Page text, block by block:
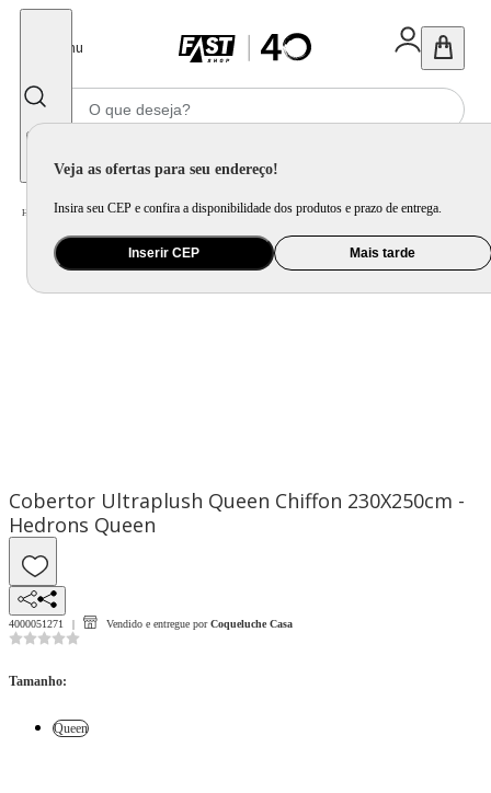
Menu
Veja as ofertas para seu endereço!
Insira seu CEP e confira a disponibilidade dos produtos e prazo de entrega.
Inserir CEP Mais tarde
Home Cama, Mesa e Banho / Cama / Cobertor e Edredom / Cobertor Ultraplush Queen Chiffon 230X250cm - Hedrons
Cobertor Ultraplush Queen Chiffon 230X250cm -
Hedrons Queen
4000051271 Vendido e entregue por Coqueluche Casa
Tamanho:
Queen